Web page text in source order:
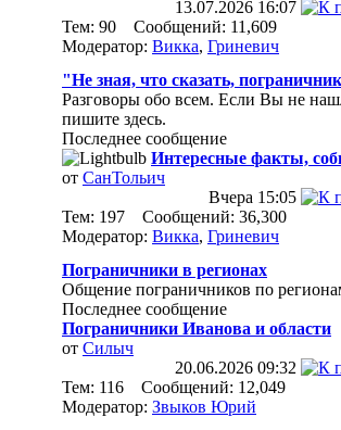
13.07.2026 16:07
Тем: 90 Сообщений: 11,609
Модератор: Викка, Гриневич
"Не зная, что сказать,
Разговоры обо всем. Если Вы не
пишите здесь.
Последнее сообщение
Интересные факты,
от СанТольич
Вчера 15:05
Тем: 197 Сообщений: 36,300
Модератор: Викка, Гриневич
Пограничники в регионах
Общение пограничников по
Последнее сообщение
Пограничники Иванова и области
от Силыч
20.06.2026 09:32
Тем: 116 Сообщений: 12,049
Модератор: Звыков Юрий